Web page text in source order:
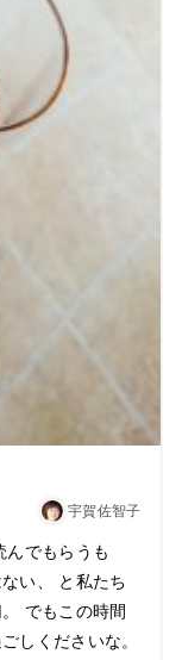
宇賀佐智子
んでもらうも
い、 と私たち
でもこの時間
しくださいな。